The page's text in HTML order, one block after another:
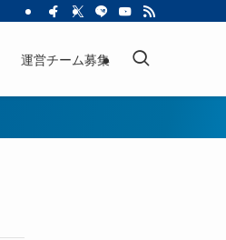
運営チーム募集